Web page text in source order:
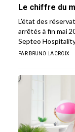
Le chiffre du
L’état des
arrêtés à fin mai
Septeo
PAR BRUNO LACROIX